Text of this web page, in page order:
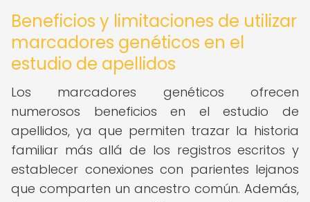
Beneficios y limitaciones de utilizar
marcadores genéticos en el
estudio de apellidos
Los marcadores genéticos ofrecen
numerosos beneficios en el estudio de
apellidos, ya que permiten trazar la historia
familiar más allá de los registros escritos y
establecer conexiones con parientes lejanos
que comparten un ancestro común. Además,